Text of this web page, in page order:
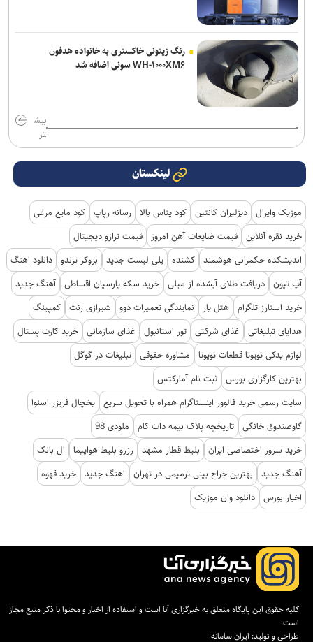
رنگ زیتونی خاکستری به خانواده هدفون
WH-۱۰۰۰XM۶ سونی اضافه شد
بیش
تر
لینکستان
موزیک وایرال دیزلیران کانتین کود پتاس بالا رسانه رپاپ کود مایع مرغی
خرید نقره آنلاین قیمت ضایعات آهن امروز
قیمت ترازو دیجیتال
اندیشکده حکمرانی هوشمند کشنده پلی لیست جدید بروکر ترندو دانلود اهنگ
آپ تیون دریافت طلای آبشده از میلی خرید سکه پارسیان اقساطی آهنگ جدید
خرید استارز تلگرام هتل یار نمایندگی تعمیرات دوو شیرازی رنت کمپینگ
هدایای تبلیغاتی
غذای شرکتی تور استانبول غذای سازمانی خرید کارت پستال
لوازم یدکی تویوتا قطعات تویوتا
مشاوره حقوقی تبلیغات در گوگل
بهترین کارگزاری بورس ثبت نام آمارکتس
سایت رسمی خرید فالوور اینستاگرام همراه با تحویل سریع یخچال فریزر اسنوا
گاوصندوق خانگی تاریخچه پلاک بیمه دات کام
ملودی 98
خرید سرور اختصاصی ایران
بلیط قطار مشهد رزرو بلیط هواپیما
ال بانک
آهنگ جدید
بهترین جراح بینی ترمیمی در تهران اهنگ جدید خرید قهوه
اخبار بورس دانلود وان موزیک
کلیه حقوق این پایگاه متعلق به خبرگزاری آنا است و استفاده از اخبار و محتوا با ذکر منبع مجاز
است.
طراحی و تولید: ایران سامانه